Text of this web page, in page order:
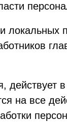
действует
на все